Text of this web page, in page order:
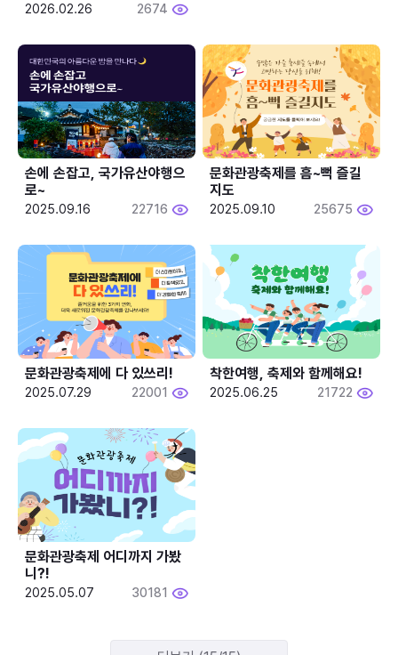
2026.02.26 2674
손에 손잡고, 국가유산야행으
로~
2025.09.16 22716
문화관광축제를 흠~뻑 즐길
지도
2025.09.10 25675
문화관광축제에 다 있쓰리!
2025.07.29 22001
착한여행, 축제와 함께해요!
2025.06.25 21722
문화관광축제 어디까지 가봤
니?!
2025.05.07 30181